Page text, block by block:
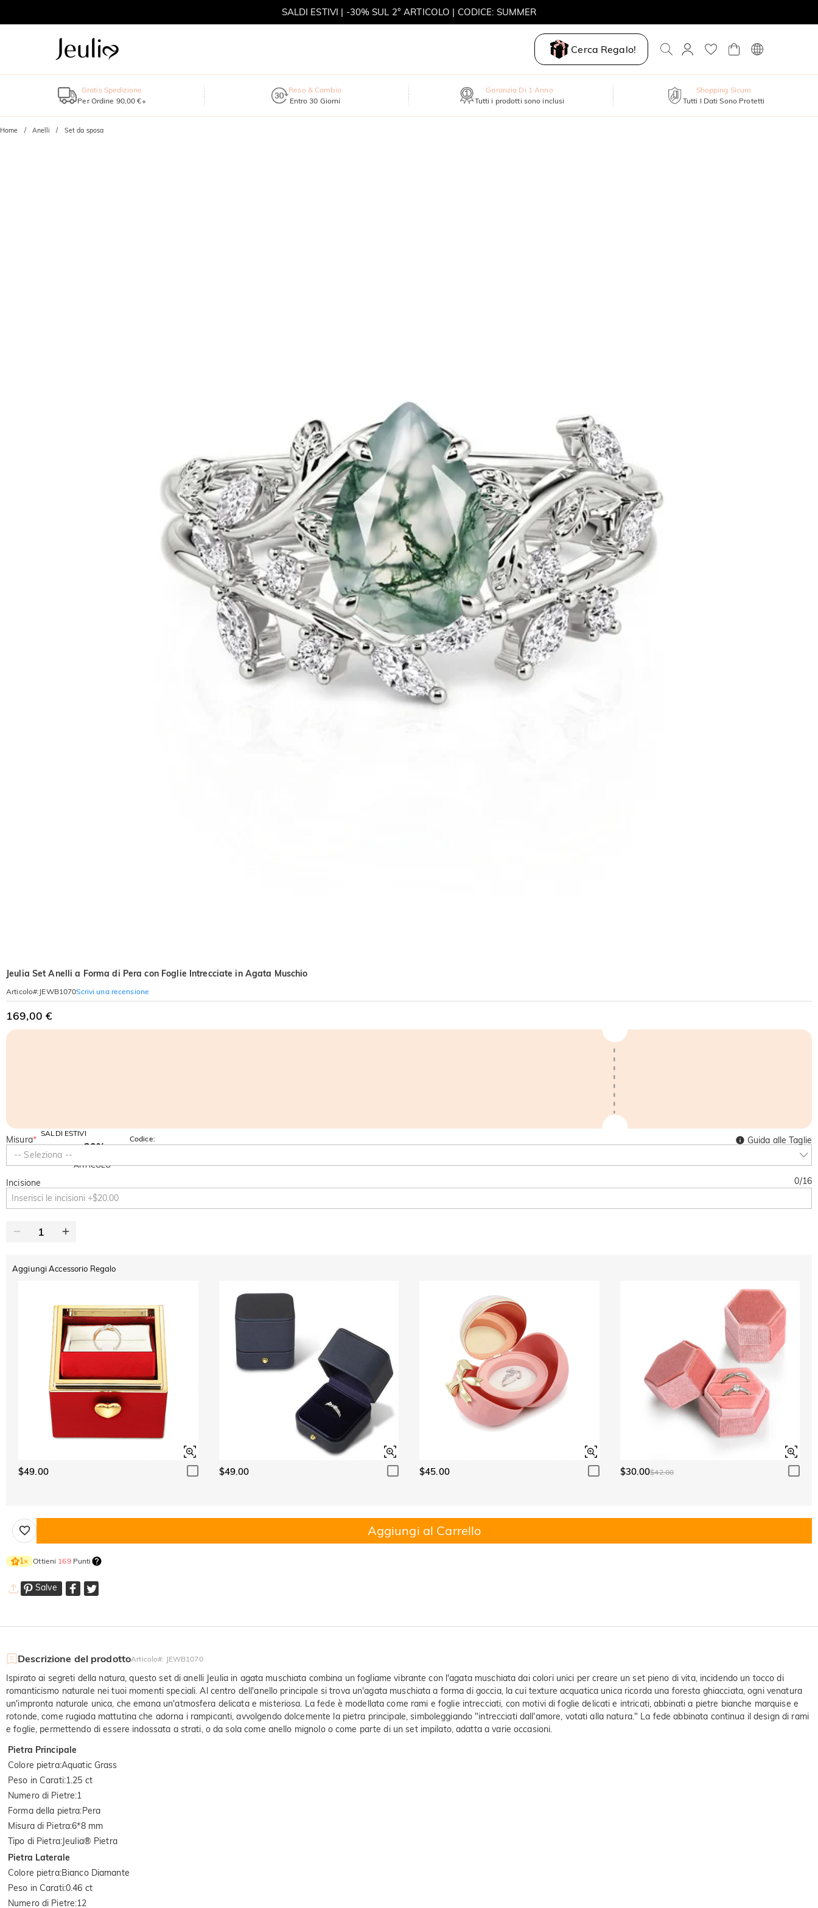
SALDI ESTIVI | -30% SUL 2° ARTICOLO | CODICE: SUMMER
Cerca Regalo!
Gratis Spedizione
Per Ordine 90,00 €+
Reso & Cambio
Entro 30 Giorni
Garanzia Di 1 Anno
Tutti i prodotti sono inclusi
Shopping Sicuro
Tutti I Dati Sono Protetti
Home Anelli Set da sposa
Jeulia Set Anelli a Forma di Pera con Foglie Intrecciate in Agata Muschio
Articolo#: JEWB1070Scrivi una recensione
169,00 €
SALDI ESTIVI
-10%
SU TUTTO
-30%
ARTICOLO
Codice:
SUMMER
Misura*
-- Seleziona --
Guida alle Taglie
Incisione 0/16
Aggiungi Accessorio Regalo
$49.00 $49.00 $45.00 $30.00$42.00
Aggiungi al Carrello
1× Ottieni 169Punti
Salve
Descrizione del prodottoArticolo#: JEWB1070
Ispirato ai segreti della natura, questo set di anelli Jeulia in agata muschiata combina un fogliame vibrante con l'agata muschiata dai colori unici per creare un set pieno di vita, incidendo un tocco di
romanticismo naturale nei tuoi momenti speciali. Al centro dell'anello principale si trova un'agata muschiata a forma di goccia, la cui texture acquatica unica ricorda una foresta ghiacciata, ogni venatura
un'impronta naturale unica, che emana un'atmosfera delicata e misteriosa. La fede è modellata come rami e foglie intrecciati, con motivi di foglie delicati e intricati, abbinati a pietre bianche marquise e
rotonde, come rugiada mattutina che adorna i rampicanti, avvolgendo dolcemente la pietra principale, simboleggiando "intrecciati dall'amore, votati alla natura." La fede abbinata continua il design di rami
e foglie, permettendo di essere indossata a strati, o da sola come anello mignolo o come parte di un set impilato, adatta a varie occasioni.
Pietra Principale
Colore pietra:Aquatic Grass
Peso in Carati:1.25 ct
Numero di Pietre:1
Forma della pietra:Pera
Misura di Pietra:6*8 mm
Tipo di Pietra:Jeulia® Pietra
Pietra Laterale
Colore pietra:Bianco Diamante
Peso in Carati:0.46 ct
Numero di Pietre:12